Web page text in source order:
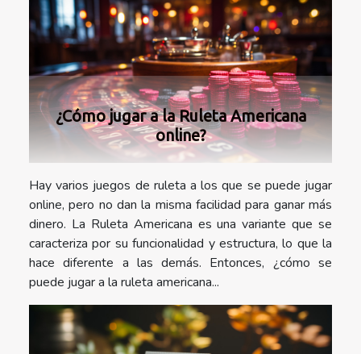
¿Cómo jugar a la Ruleta Americana
online?
Hay varios juegos de ruleta a los que se puede jugar
online, pero no dan la misma facilidad para ganar más
dinero. La Ruleta Americana es una variante que se
caracteriza por su funcionalidad y estructura, lo que la
hace diferente a las demás. Entonces, ¿cómo se
puede jugar a la ruleta americana...